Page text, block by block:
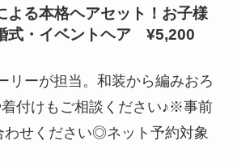
よる本格ヘアセット！お子様
式・イベントヘア ¥5,200
リーが担当。和装から編みおろ
着付けもご相談ください♪※事前
わせください◎ネット予約対象